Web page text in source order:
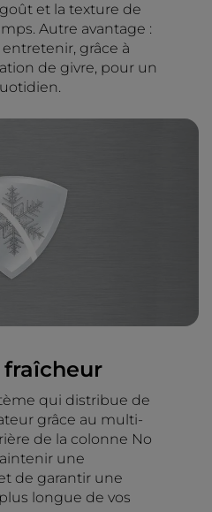
et la texture de
Autre avantage :
entretenir, grâce à
de givre, pour un
fraîcheur
qui distribue de
grâce au multi-
de la colonne No
une
de garantir une
longue de vos